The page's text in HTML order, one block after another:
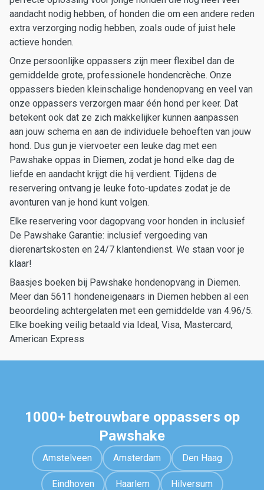
aandacht nodig hebben, of honden die om een andere reden
extra verzorging nodig hebben, zoals oude of juist hele
actieve honden.
Onze persoonlijke oppassers zijn meer flexibel dan de
gemiddelde grote, professionele hondencrèche. Onze
oppassers bieden kleinschalige hondenopvang en veel van
onze oppassers verzorgen maar één hond per keer. Dat
betekent ook dat ze zich makkelijker kunnen aanpassen
aan jouw schema en aan de individuele behoeften van jouw
hond. Dus gun je viervoeter een leuke dag met een
Pawshake oppas in Diemen, zodat je hond elke dag de
liefde en aandacht krijgt die hij verdient. Tijdens de
reservering ontvang je leuke foto-updates zodat je de
avonturen van je hond kunt volgen.
Elke reservering voor dagopvang voor honden in inclusief
De Pawshake Garantie: inclusief vergoeding van
dierenartskosten en 24/7 klantendienst. We staan voor je
klaar!
Baasjes boeken bij Pawshake hondenopvang in Diemen.
Meer dan 5611 hondeneigenaars in Diemen hebben al een
beoordeling achtergelaten met een gemiddelde van 4.96/5.
Elke boeking veilig betaald via Ideal, Visa, Mastercard,
American Express
1000+ betrouwbare oppassers op
Pawshake
Amstelveen Amsterdam Den Haag
Eindhoven Haarlem Hilversum